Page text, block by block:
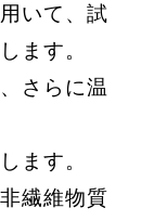
いて、試
ます。
さらに温
ます。
繊維物質